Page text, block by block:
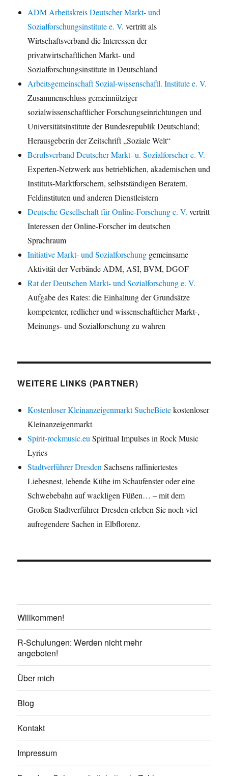
ADM Arbeitskreis Deutscher Markt- und
Sozialforschungsinstitute e. V. vertritt als
Wirtschaftsverband die Interessen der
privatwirtschaftlichen Markt- und
Sozialforschungsinstitute in Deutschland
Arbeitsgemeinschaft Sozial-wissenschaftl. Institute e. V.
Zusammenschluss gemeinnütziger
sozialwissenschaftlicher Forschungseinrichtungen und
Universitätsinstitute der Bundesrepublik Deutschland;
Herausgeberin der Zeitschrift „Soziale Welt“
Berufsverband Deutscher Markt- u. Sozialforscher e. V.
Experten-Netzwerk aus betrieblichen, akademischen und
Instituts-Marktforschern, selbstständigen Beratern,
Feldinstituten und anderen Dienstleistern
Deutsche Gesellschaft für Online-Forschung e. V. vertritt
Interessen der Online-Forscher im deutschen
Sprachraum
Initiative Markt- und Sozialforschung gemeinsame
Aktivität der Verbände ADM, ASI, BVM, DGOF
Rat der Deutschen Markt- und Sozialforschung e. V.
Aufgabe des Rates: die Einhaltung der Grundsätze
kompetenter, redlicher und wissenschaftlicher Markt-,
Meinungs- und Sozialforschung zu wahren
WEITERE LINKS (PARTNER)
Kostenloser Kleinanzeigenmarkt SucheBietekostenloser
Kleinanzeigenmarkt
Spirit-rockmusic.euSpiritual Impulses in Rock Music
Lyrics
Stadtverführer DresdenSachsens raffiniertestes
Liebesnest, lebende Kühe im Schaufenster oder eine
Schwebebahn auf wackligen Füßen… – mit dem
Großen Stadtverführer Dresden erleben Sie noch viel
aufregendere Sachen in Elbflorenz.
Willkommen!
R-Schulungen: Werden nicht mehr
angeboten!
Über mich
Blog
Kontakt
Impressum